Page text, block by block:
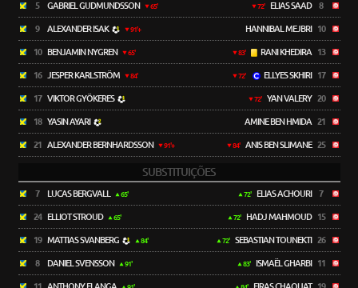
5 GABRIEL GUDMUNDSSON 65'
9 ALEXANDER ISAK 91'+
10 BENJAMIN NYGREN 65'
16 JESPER KARLSTRÖM 84'
17 VIKTOR GYÖKERES
18 YASIN AYARI
21 ALEXANDER BERNHARDSSON 91'+
72' ELIAS SAAD 8
HANNIBAL MEJBRI 10
83' RANI KHEDIRA 13
72' ELLYES SKHIRI 17
72' YAN VALERY 20
AMINE BEN HMIDA 21
84' ANIS BEN SLIMANE 25
SUBSTITUIÇÕES
7 LUCAS BERGVALL 65'
24 ELLIOT STROUD 65'
19 MATTIAS SVANBERG 84'
8 DANIEL SVENSSON 91'
72' ELIAS ACHOURI 7
72' HADJ MAHMOUD 15
72' SEBASTIAN TOUNEKTI 26
83' ISMAËL GHARBI 11